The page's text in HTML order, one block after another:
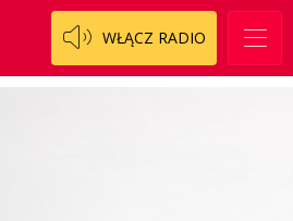
WŁĄCZ RADIO